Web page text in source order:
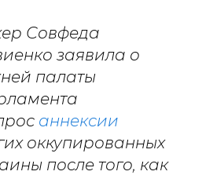
Совфеда
заявила о
палаты
аннексии
оккупированных
после того, как